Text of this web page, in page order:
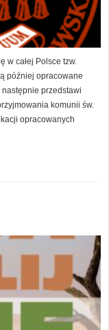
w całej Polsce tzw.
później opracowane
następnie przedstawi
komunii św.
opracowanych